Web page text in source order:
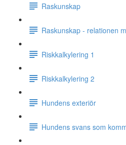
Raskunskap
Raskunskap - relationen
Riskkalkylering 1
Riskkalkylering 2
Hundens exteriör
Hundens svans som